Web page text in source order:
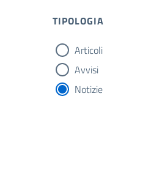
TIPOLOGIA
tipologia di articoli
Articoli
Avvisi
Notizie